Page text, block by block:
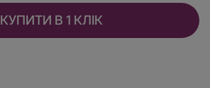
КУПИТИ В 1 КЛІК